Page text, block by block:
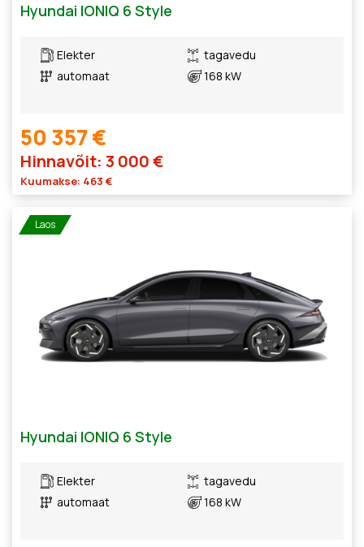
Hyundai IONIQ 6 Style
Elekter
automaat
tagavedu
168 kW
50 357 €
Hinnavõit: 3 000 €
Kuumakse: 463 €
Laos
Hyundai IONIQ 6 Style
Elekter
automaat
tagavedu
168 kW